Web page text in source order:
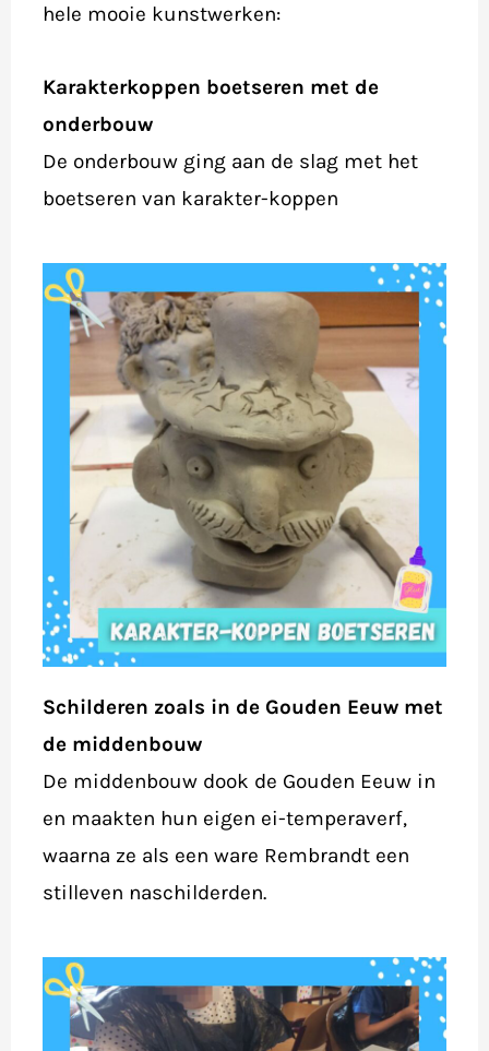
hele mooie kunstwerken:
Karakterkoppen boetseren met de
onderbouw
De onderbouw ging aan de slag met het
boetseren van karakter-koppen
Schilderen zoals in de Gouden Eeuw met
de middenbouw
De middenbouw dook de Gouden Eeuw in
en maakten hun eigen ei-temperaverf,
waarna ze als een ware Rembrandt een
stilleven naschilderden.